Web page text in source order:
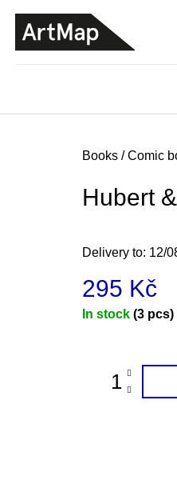
Home
Books / Comic
Hubert
Delivery to: 12/
295 Kč
Measure
In stock (3 pcs)
BACK
SHOPPING
BACK
SHOPPING